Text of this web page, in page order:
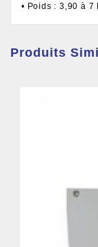
• Poids : 3,90 à 7
Produits